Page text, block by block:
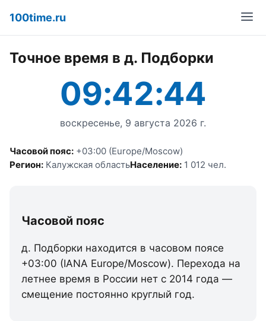
100time.ru
Точное время в д. Подборки
09:42:44
воскресенье, 9 августа 2026 г.
Часовой пояс: +03:00 (Europe/Moscow)
Регион: Калужская областьНаселение: 1 012 чел.
Часовой пояс
д. Подборки находится в часовом поясе
+03:00 (IANA Europe/Moscow). Перехода на
летнее время в России нет с 2014 года —
смещение постоянно круглый год.